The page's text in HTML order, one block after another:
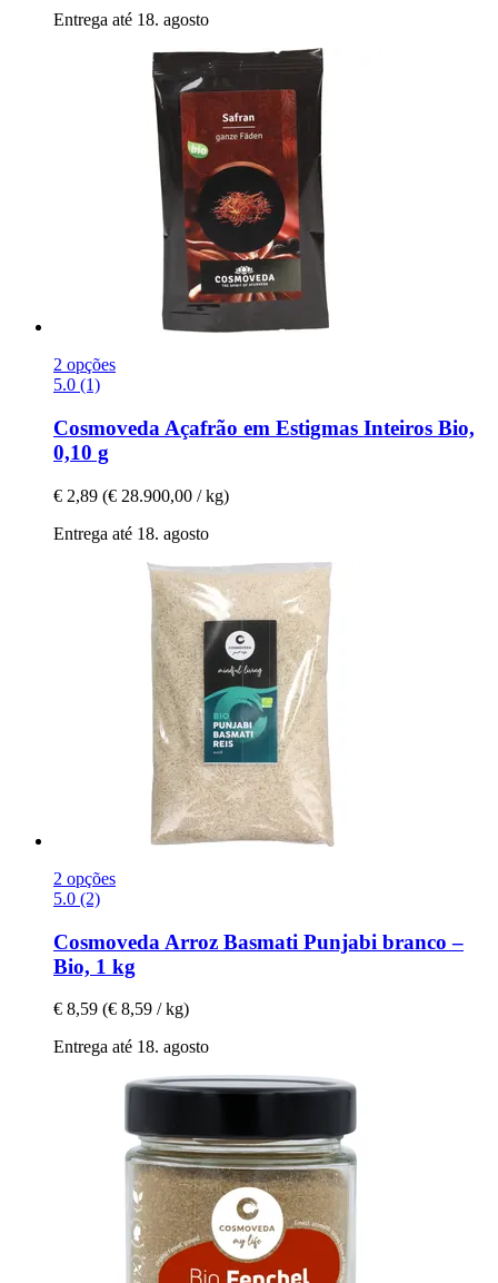
Entrega até 18. agosto
2 opções
5.0 (1)
Cosmoveda Açafrão em Estigmas Inteiros Bio,
0,10 g
€ 2,89 (€ 28.900,00 / kg)
Entrega até 18. agosto
2 opções
5.0 (2)
Cosmoveda Arroz Basmati Punjabi branco –
Bio, 1 kg
€ 8,59 (€ 8,59 / kg)
Entrega até 18. agosto